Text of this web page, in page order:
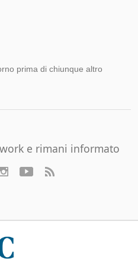
prima di chiunque altro
e rimani informato